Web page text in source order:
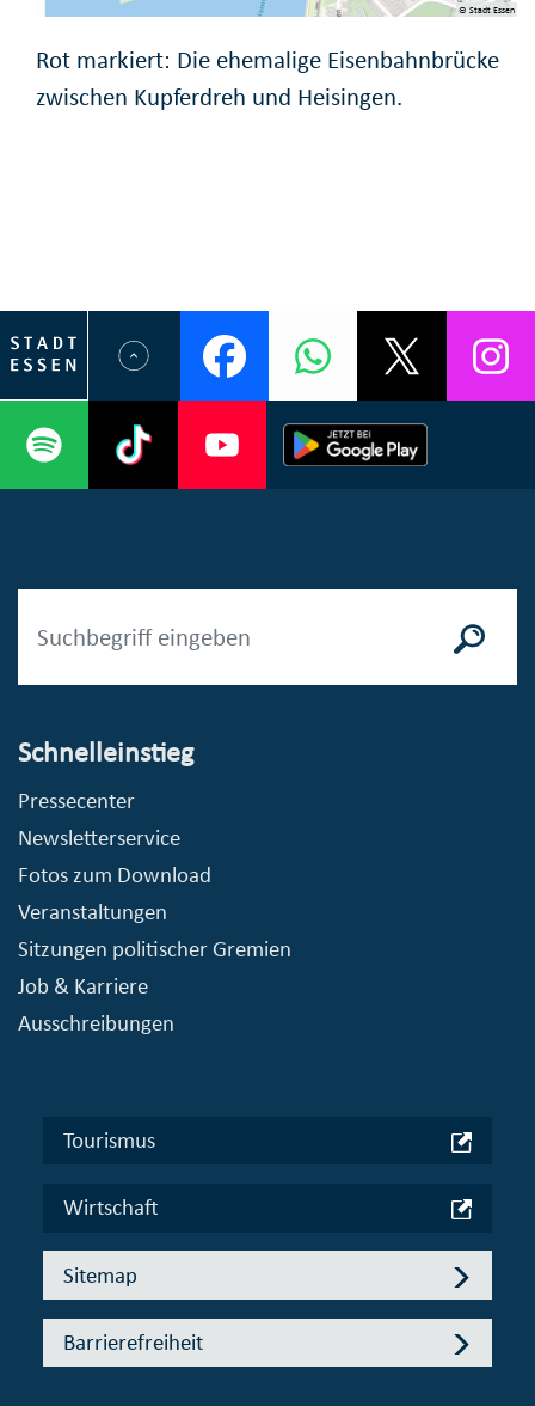
© Stadt Essen
Rot markiert: Die ehemalige Eisenbahnbrücke
zwischen Kupferdreh und Heisingen.
Schnelleinstieg
Pressecenter
Newsletterservice
Fotos zum Download
Veranstaltungen
Sitzungen politischer Gremien
Job & Karriere
Ausschreibungen
Tourismus
Wirtschaft
Sitemap
Barrierefreiheit